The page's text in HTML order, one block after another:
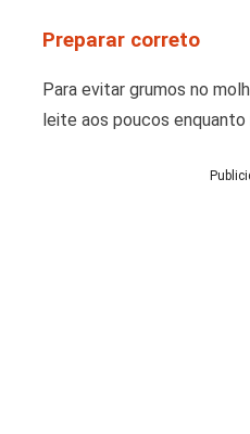
Preparar correto
Para evitar grumos no
leite aos poucos